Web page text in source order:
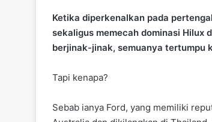
c
e
o
o
at
s
p
p
itt
er
Ketika diperkenalkan pada
sekaligus memecah dominasi Hilux
berjinak-jinak, semuanya tertumpu
Tapi
Sebab ianya Ford, yang memiliki